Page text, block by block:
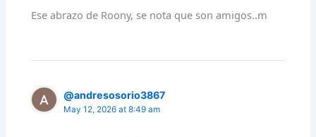
Ese abrazo de Roony, se nota que son amigos..m
@andresosorio3867
May 12, 2026 at 8:49 am